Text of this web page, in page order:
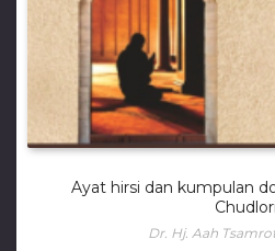
Ayat hirsi dan kumpulan
Chudlori
Dr. Hj. Aah